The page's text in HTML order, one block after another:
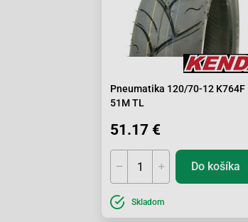
Pneumatika 120/70-12 K764F
51M TL
51.17 €
Do košíka
Skladom